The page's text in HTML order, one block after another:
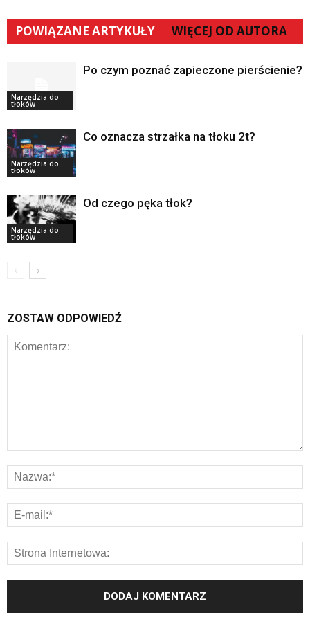
POWIĄZANE ARTYKUŁY WIĘCEJ OD AUTORA
Narzędzia do
tłoków
Po czym poznać zapieczone pierścienie?
Narzędzia do
tłoków
Co oznacza strzałka na tłoku 2t?
Narzędzia do
tłoków
Od czego pęka tłok?
ZOSTAW ODPOWIEDŹ